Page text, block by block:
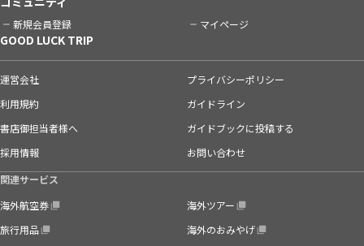
新規会員登録 マイページ
GOOD LUCK TRIP
運営会社
プライバシーポリシー
利用規約
ガイドライン
書店御担当者様へ
ガイドブックに投稿する
採用情報
お問い合わせ
関連サービス
海外航空券
海外ツアー
旅行用品
海外のおみやげ